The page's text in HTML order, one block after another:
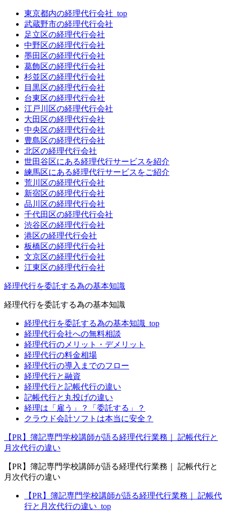
東京都内の経理代行会社_top
武蔵野市の経理代行会社
足立区の経理代行会社
中野区の経理代行会社
墨田区の経理代行会社
葛飾区の経理代行会社
杉並区の経理代行会社
目黒区の経理代行会社
台東区の経理代行会社
江戸川区の経理代行会社
大田区の経理代行会社
中央区の経理代行会社
豊島区の経理代行会社
北区の経理代行会社
世田谷区にある経理代行サービスを紹介
練馬区にある経理代行サービスをご紹介
荒川区の経理代行会社
新宿区の経理代行会社
品川区の経理代行会社
千代田区の経理代行会社
渋谷区の経理代行会社
港区の経理代行会社
板橋区の経理代行会社
文京区の経理代行会社
江東区の経理代行会社
経理代行を委託する為の基本知識
経理代行を委託する為の基本知識
経理代行を委託する為の基本知識_top
経理代行会社への無料相談
経理代行のメリット・デメリット
経理代行の料金相場
経理代行の導入までのフロー
経理代行と融資
経理代行と記帳代行の違い
記帳代行と丸投げの違い
経理は「雇う」？「委託する」？
クラウド会計ソフトは本当に安全？
【PR】簿記専門学校講師が語る経理代行業務｜ 記帳代行と
月次代行の違い
【PR】簿記専門学校講師が語る経理代行業務｜ 記帳代行と
月次代行の違い
【PR】簿記専門学校講師が語る経理代行業務｜ 記帳代
行と月次代行の違い_top